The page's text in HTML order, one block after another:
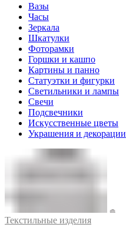
Вазы
Часы
Зеркала
Шкатулки
Фоторамки
Горшки и кашпо
Картины и панно
Статуэтки и фигурки
Светильники и лампы
Свечи
Подсвечники
Искусственные цветы
Украшения и декорации
Текстильные изделия